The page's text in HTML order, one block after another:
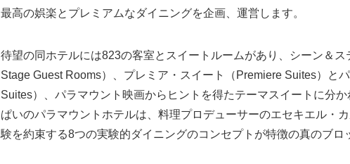
最高の娯楽とプレミアムなダイニングを企画、運営します。
待望の同ホテルには823の客室とスイートルームがあり、シーン＆
Stage Guest Rooms）、プレミア・スイート（Premiere Suites）と
Suites）、パラマウント映画からヒントを得たテーマスイートに分
ぱいのパラマウントホテルは、料理プロデューサーのエセキエル・
験を約束する8つの実験的ダイニングのコンセプトが特徴の真のブロ